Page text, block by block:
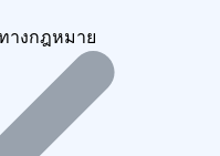
างกฎหมาย